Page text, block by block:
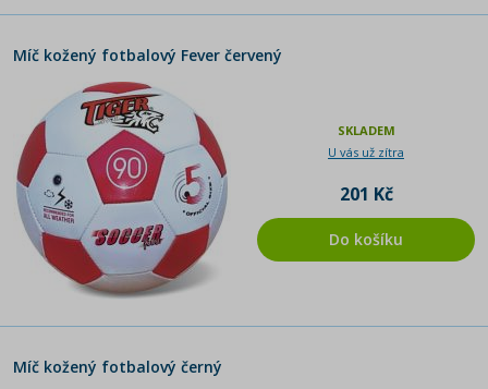
Míč kožený fotbalový Fever červený
SKLADEM
U vás už zítra
201 Kč
Do košíku
Míč kožený fotbalový černý